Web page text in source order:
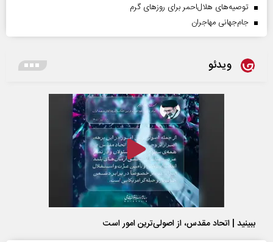
توصیه‌های هلال‌احمر برای روز‌های گرم
جام‌جهانی مهاجران
ویدئو
ببینید | اتحاد مقدس، از اصولی‌ترین امور است